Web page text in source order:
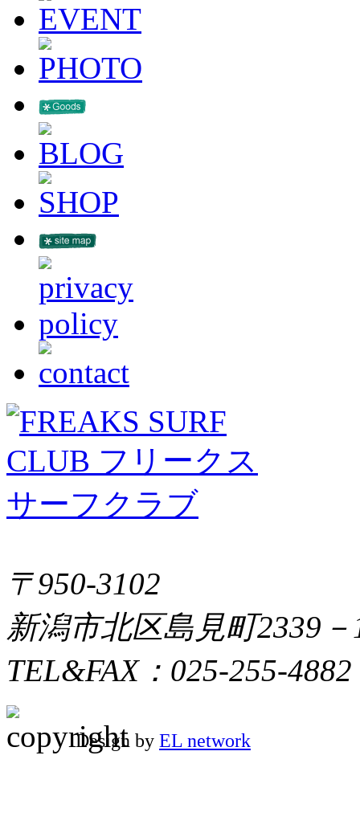
〒950-3102
新潟市北区島見町2339－
TEL&FAX：025-255-4882
Design by EL network